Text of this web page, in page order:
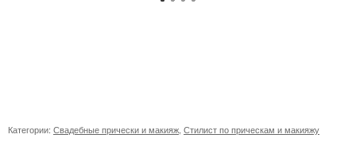
Категории: Свадебные прически и макияж Стилист по прическам и макияжу